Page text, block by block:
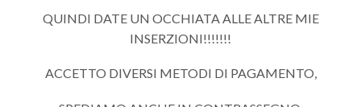
QUINDI DATE UN OCCHIATA ALLE ALTRE MIE
INSERZIONI!!!!!!!
ACCETTO DIVERSI METODI DI PAGAMENTO,